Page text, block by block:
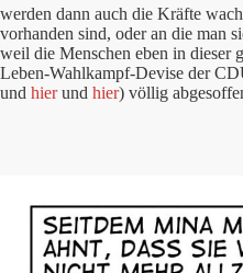
werden dann auch die Kräfte
vorhanden sind, oder an die man
weil die Menschen eben in dieser
Leben-Wahlkampf-Devise der
und hierund hier) völlig